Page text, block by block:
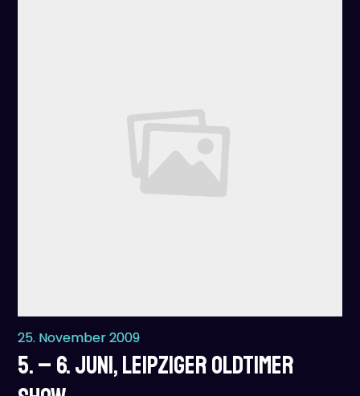
25. November 2009
5. – 6. Juni, Leipziger Oldtimer